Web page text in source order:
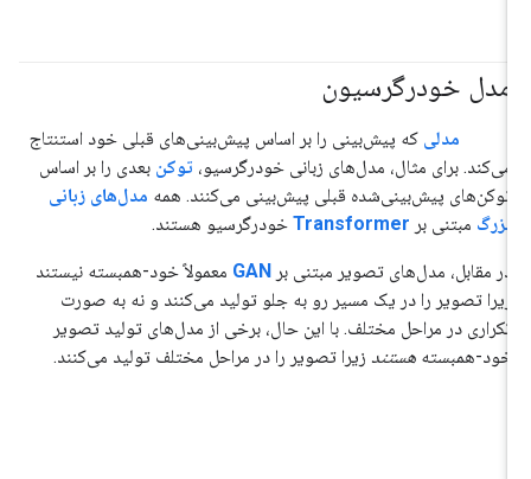
مدل خودرگرسیون
#هوش_مصنوعی_تولیدی
مدلی که پیش‌بینی را بر اساس پیش‌بینی‌های قبلی خود استنتاج
می‌کند. برای مثال، مدل‌های زبانی خودرگرسیو، توکن بعدی را بر اساس
توکن‌های پیش‌بینی‌شده قبلی پیش‌بینی می‌کنند. همه مدل‌های زبانی
بزرگ مبتنی بر Transformer خودرگرسیو هستند.
در مقابل، مدل‌های تصویر مبتنی بر GAN معمولاً خود-همبسته نیستند
زیرا تصویر را در یک مسیر رو به جلو تولید می‌کنند و نه به صورت
تکراری در مراحل مختلف. با این حال، برخی از مدل‌های تولید تصویر
خود-همبسته هستند زیرا تصویر را در مراحل مختلف تولید می‌کنند.